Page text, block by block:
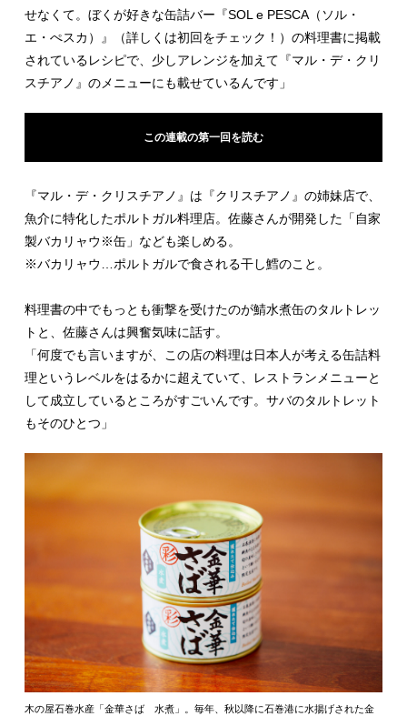
せなくて。ぼくが好きな缶詰バー『SOL e PESCA（ソル・
エ・ぺスカ）』（詳しくは初回をチェック！）の料理書に掲載
されているレシピで、少しアレンジを加えて『マル・デ・クリ
スチアノ』のメニューにも載せているんです」
この連載の第一回を読む
『マル・デ・クリスチアノ』は『クリスチアノ』の姉妹店で、
魚介に特化したポルトガル料理店。佐藤さんが開発した「自家
製バカリャウ※缶」なども楽しめる。
※バカリャウ…ポルトガルで食される干し鱈のこと。
料理書の中でもっとも衝撃を受けたのが鯖水煮缶のタルトレッ
トと、佐藤さんは興奮気味に話す。
「何度でも言いますが、この店の料理は日本人が考える缶詰料
理というレベルをはるかに超えていて、レストランメニューと
して成立しているところがすごいんです。サバのタルトレット
もそのひとつ」
木の屋石巻水産「金華さば 水煮」。毎年、秋以降に石巻港に水揚げされた金